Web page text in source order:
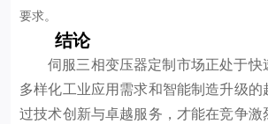
要求。
结论
伺服三相变压器定制市场正处于快
多样化工业应用需求和智能制造升级的
过技术创新与卓越服务，才能在竞争激